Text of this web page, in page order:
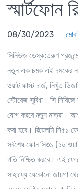
স্মার্টফোন
08/30/2023
সিনিউজ ডেস্ক:তরুণ
নতুন এক চমক এই চমকের
ওয়াট ফাস্ট চার্জ, নিখুঁত
স্টোরেজ সুবিধা। সি
যোগ করবে নতুন মাত্রা।
করা হবে। রিয়েলমি সি৫১
সর্বশেষ ফোন সি৩১ (১০
গতি নিশ্চিত করবে। এই
সাহায্যে যেকোনো জায়গা